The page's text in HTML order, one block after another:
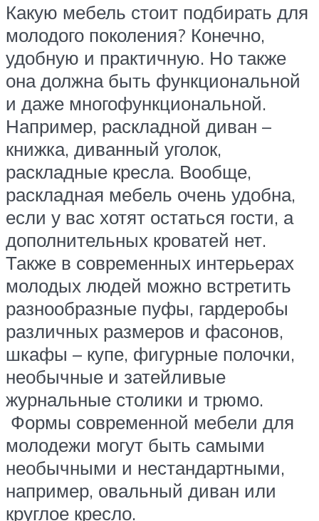
Какую мебель стоит подбирать для
молодого поколения? Конечно,
удобную и практичную. Но также
она должна быть функциональной
и даже многофункциональной.
Например, раскладной диван –
книжка, диванный уголок,
раскладные кресла. Вообще,
раскладная мебель очень удобна,
если у вас хотят остаться гости, а
дополнительных кроватей нет.
Также в современных интерьерах
молодых людей можно встретить
разнообразные пуфы, гардеробы
различных размеров и фасонов,
шкафы – купе, фигурные полочки,
необычные и затейливые
журнальные столики и трюмо.
Формы современной мебели для
молодежи могут быть самыми
необычными и нестандартными,
например, овальный диван или
круглое кресло.